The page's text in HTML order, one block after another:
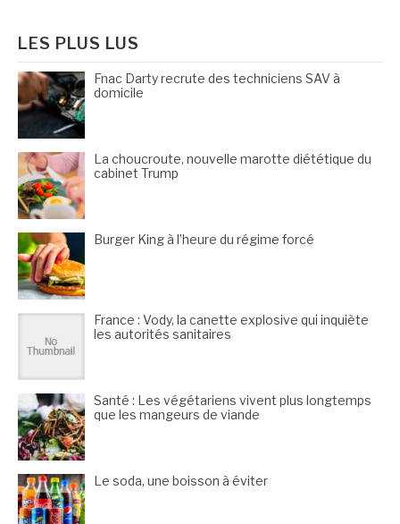
LES PLUS LUS
Fnac Darty recrute des techniciens SAV à
domicile
La choucroute, nouvelle marotte diététique du
cabinet Trump
Burger King à l’heure du régime forcé
France : Vody, la canette explosive qui inquiète
les autorités sanitaires
Santé : Les végétariens vivent plus longtemps
que les mangeurs de viande
Le soda, une boisson à éviter